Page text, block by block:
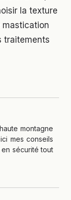
la texture
mastication
traitements
montagne
mes conseils
sécurité tout